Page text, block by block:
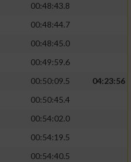
00:48:43.8
00:48:44.7
00:48:45.0
00:49:59.6
00:50:09.5
04:23:56
00:50:45.4
00:54:02.0
00:54:19.5
00:54:40.5
zur Auswahl